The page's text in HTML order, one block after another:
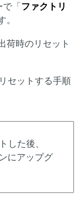
で「ファクトリ
。
荷時のリセット
セットする手順
した後、
にアップグ